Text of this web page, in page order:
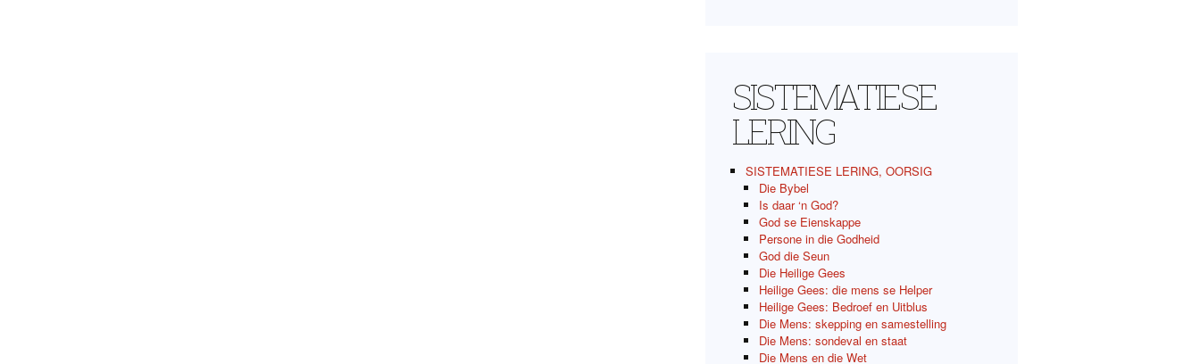
SISTEMATIESE
LERING
SISTEMATIESE LERING, OORSIG
Die Bybel
Is daar ‘n God?
God se Eienskappe
Persone in die Godheid
God die Seun
Die Heilige Gees
Heilige Gees: die mens se Helper
Heilige Gees: Bedroef en Uitblus
Die Mens: skepping en samestelling
Die Mens: sondeval en staat
Die Mens en die Wet